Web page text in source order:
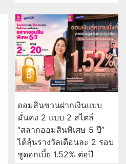
ออมสินชวนฝากเงินแบบ
มั่นคง 2 แบบ 2 สไตล์
“สลากออมสินพิเศษ 5 ปี”
ได้ลุ้นรางวัลเดือนละ 2 รอบ
ชูดอกเบี้ย 1.52% ต่อปี